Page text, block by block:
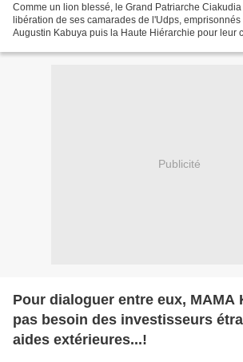
Comme un lion blessé, le Grand Patriarche
libération de ses camarades de l'Udps,
Augustin Kabuya puis la Haute Hiérarchie pour leur
Publicité
Pour dialoguer entre eux, MAMA
pas besoin des investisseurs
aides extérieures...!